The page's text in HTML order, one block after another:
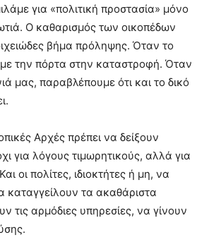
για «πολιτική προστασία» μόνο
Ο καθαρισμός των οικοπέδων
βήμα πρόληψης. Όταν το
την πόρτα στην καταστροφή. Όταν
μας, παραβλέπουμε ότι και το δικό
Αρχές πρέπει να δείξουν
για λόγους τιμωρητικούς, αλλά για
οι πολίτες, ιδιοκτήτες ή μη, να
καταγγείλουν τα ακαθάριστα
τις αρμόδιες υπηρεσίες, να γίνουν